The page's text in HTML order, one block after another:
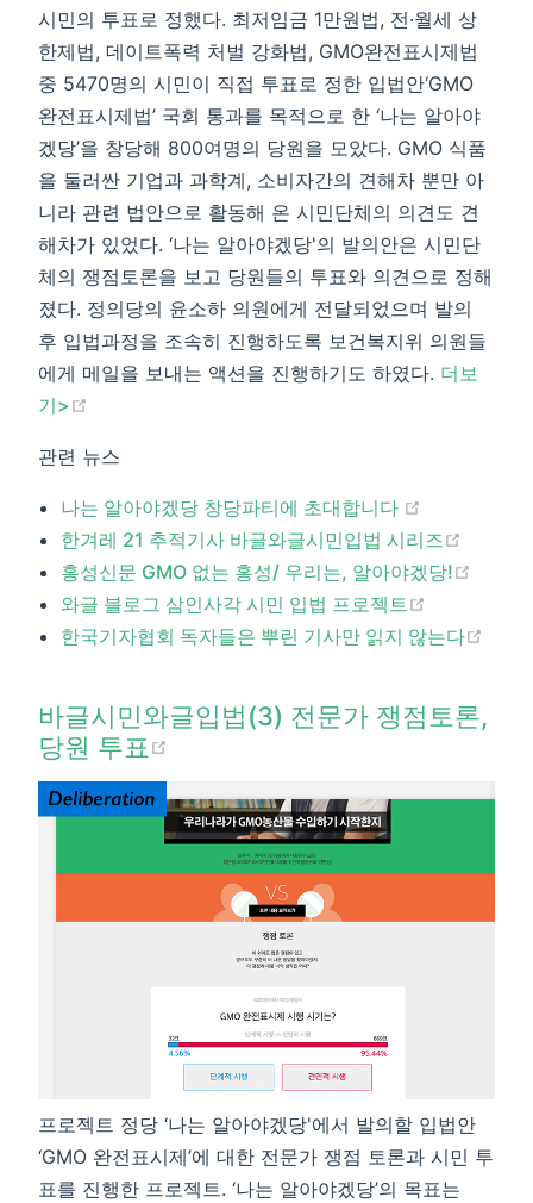
시민의 투표로 정했다. 최저임금 1만원법, 전·월세 상
한제법, 데이트폭력 처벌 강화법, GMO완전표시제법
중 5470명의 시민이 직접 투표로 정한 입법안‘GMO
완전표시제법’ 국회 통과를 목적으로 한 ‘나는 알아야
겠당’을 창당해 800여명의 당원을 모았다. GMO 식품
을 둘러싼 기업과 과학계, 소비자간의 견해차 뿐만 아
니라 관련 법안으로 활동해 온 시민단체의 의견도 견
해차가 있었다. ‘나는 알아야겠당'의 발의안은 시민단
체의 쟁점토론을 보고 당원들의 투표와 의견으로 정해
졌다. 정의당의 윤소하 의원에게 전달되었으며 발의
후 입법과정을 조속히 진행하도록 보건복지위 의원들
에게 메일을 보내는 액션을 진행하기도 하였다. 더보
기>​
관련 뉴스
나는 알아야겠당 창당파티에 초대합니다
한겨레 21 추적기사 바글와글시민입법 시리즈
홍성신문 GMO 없는 홍성/ 우리는, 알아야겠당!
와글 블로그 삼인사각 시민 입법 프로젝트
한국기자협회 독자들은 뿌린 기사만 읽지 않는다​
바글시민와글입법(3) 전문가 쟁점토론,
당원 투표​
프로젝트 정당 ‘나는 알아야겠당'에서 발의할 입법안
‘GMO 완전표시제’에 대한 전문가 쟁점 토론과 시민 투
표를 진행한 프로젝트. ‘나는 알아야겠당’의 목표는